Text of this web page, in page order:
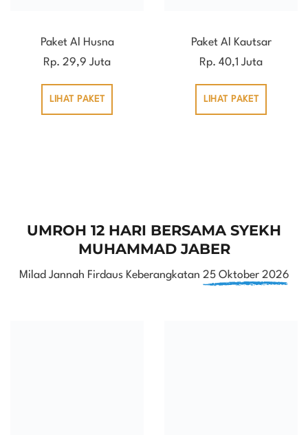
Paket Al Husna
Rp. 29,9 Juta
LIHAT PAKET
Paket Al Kautsar
Rp. 40,1 Juta
LIHAT PAKET
UMROH 12 HARI BERSAMA SYEKH
MUHAMMAD JABER
Milad Jannah Firdaus Keberangkatan 25 Oktober 2026